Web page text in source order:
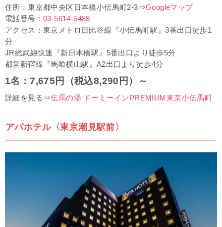
住所：東京都中央区日本橋小伝馬町2-3⇒Googleマップ
電話番号： 03-5614-5489
アクセス：東京メトロ日比谷線『小伝馬町駅』3番出口徒歩1
分
JR総武線快速『新日本橋駅』5番出口より徒歩5分
都営新宿線『馬喰横山駅』A2出口より徒歩4分
1名：7,675円（税込8,290円）～
詳細を見る⇒伝馬の湯 ドーミーインPREMIUM東京小伝馬町
アパホテル〈東京潮見駅前〉